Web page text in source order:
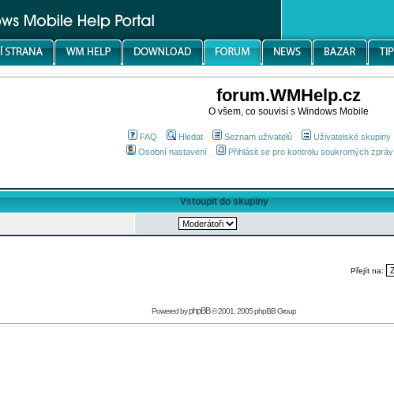
forum.WMHelp.cz
O všem, co souvisí s Windows Mobile
FAQ Hledat Seznam uživatelů Uživatelské skupiny
Osobní nastavení
Přihlásit se pro kontrolu soukromých zpráv
Vstoupit do skupiny
Přejít na:
Powered byphpBB© 2001, 2005 phpBB Group